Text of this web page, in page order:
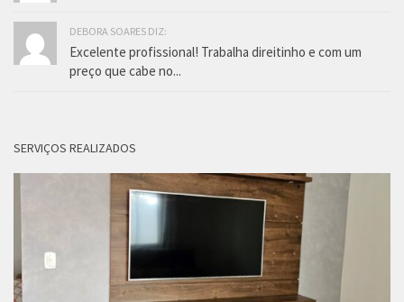
DEBORA SOARES DIZ:
Excelente profissional! Trabalha direitinho e com um
preço que cabe no...
SERVIÇOS REALIZADOS